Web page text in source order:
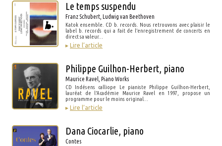
Le temps suspendu
Franz Schubert, Ludwig van Beethoven
Katok ensemble. CD b. records. Nous retrouvons avec plaisir le
label b. records qui a fait de l’enregistrement de concerts en
direct sa valeur…
▸ Lire l’article
Philippe Guilhon-Herbert, piano
Maurice Ravel, Piano Works
CD Indésens calliope Le pianiste Philippe Guilhon-Herbert,
lauréat de l'Académie Maurice Ravel en 1997, propose un
programme pour le moins original…
▸ Lire l’article
Dana Ciocarlie, piano
Contes